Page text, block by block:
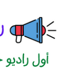
المحتوى